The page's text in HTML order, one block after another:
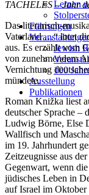
Lernen
Führungen
Jewish
100
Ausstellung
Publikationen
TACHELES – Jahr
Das literarisch-
Vaterland …“ lotet
aus. Es erzählt vom
von zunehmendem
Vernichtung
mündete.
Roman Knižka liest
deutscher Sprache –
Ludwig Börne, Else
Wallfisch und
im 19. Jahrhundert
Zeitzeugnisse aus
Gegenwart, wenn
jüdisches Leben in
auf Israel im